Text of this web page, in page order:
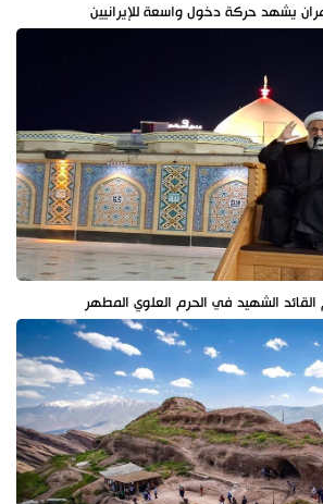
يشهد حركة دخول واسعة للإيرانيين
الشهيد في الحرم العلوي المطهر